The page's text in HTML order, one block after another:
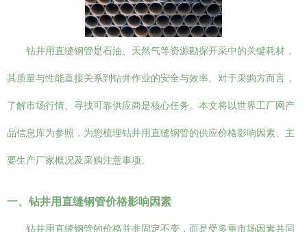
钻井用直缝钢管是石油、天然气等资源勘探开采中的关键耗材，
其质量与性能直接关系到钻井作业的安全与效率。对于采购方而言，
了解市场行情、寻找可靠供应商是核心任务。本文将以世界工厂网产
品信息库为参照，为您梳理钻井用直缝钢管的供应价格影响因素、主
要生产厂家概况及采购注意事项。
一、钻井用直缝钢管价格影响因素
钻井用直缝钢管的价格并非固定不变，而是受多重市场因素共同